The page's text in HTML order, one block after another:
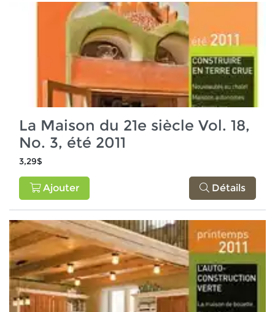
La Maison du 21e siècle Vol. 18,
No. 3, été 2011
3,29$
Ajouter Détails